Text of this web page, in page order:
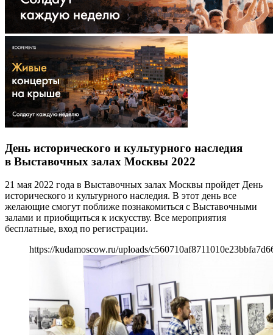
День исторического и культурного наследия
в Выставочных залах Москвы 2022
21 мая 2022 года в Выставочных залах Москвы пройдет День
исторического и культурного наследия. В этот день все
желающие смогут поближе познакомиться с Выставочными
залами и приобщиться к искусству. Все мероприятия
бесплатные, вход по регистрации.
https://kudamoscow.ru/uploads/